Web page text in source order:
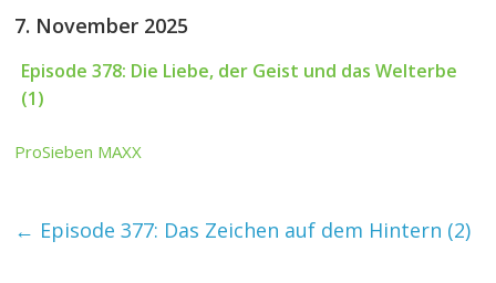
7. November 2025
Episode 378: Die Liebe, der Geist und das Welterbe
(1)
ProSieben MAXX
← Episode 377: Das Zeichen auf dem Hintern (2)